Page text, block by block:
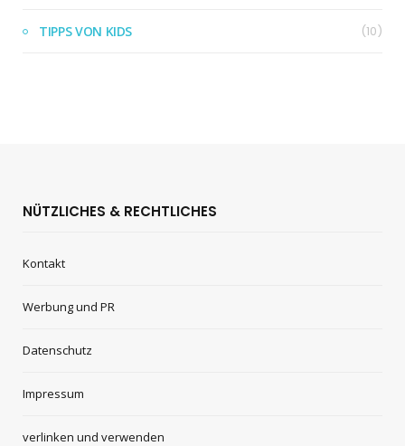
TIPPS VON KIDS (10)
NÜTZLICHES & RECHTLICHES
Kontakt
Werbung und PR
Datenschutz
Impressum
verlinken und verwenden